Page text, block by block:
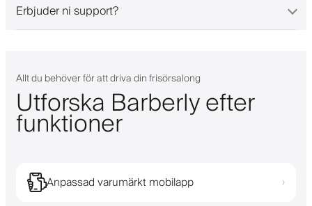
Erbjuder ni support?
Allt du behöver för att driva din frisörsalong
Utforska Barberly efter
funktioner
Anpassad varumärkt mobilapp ›